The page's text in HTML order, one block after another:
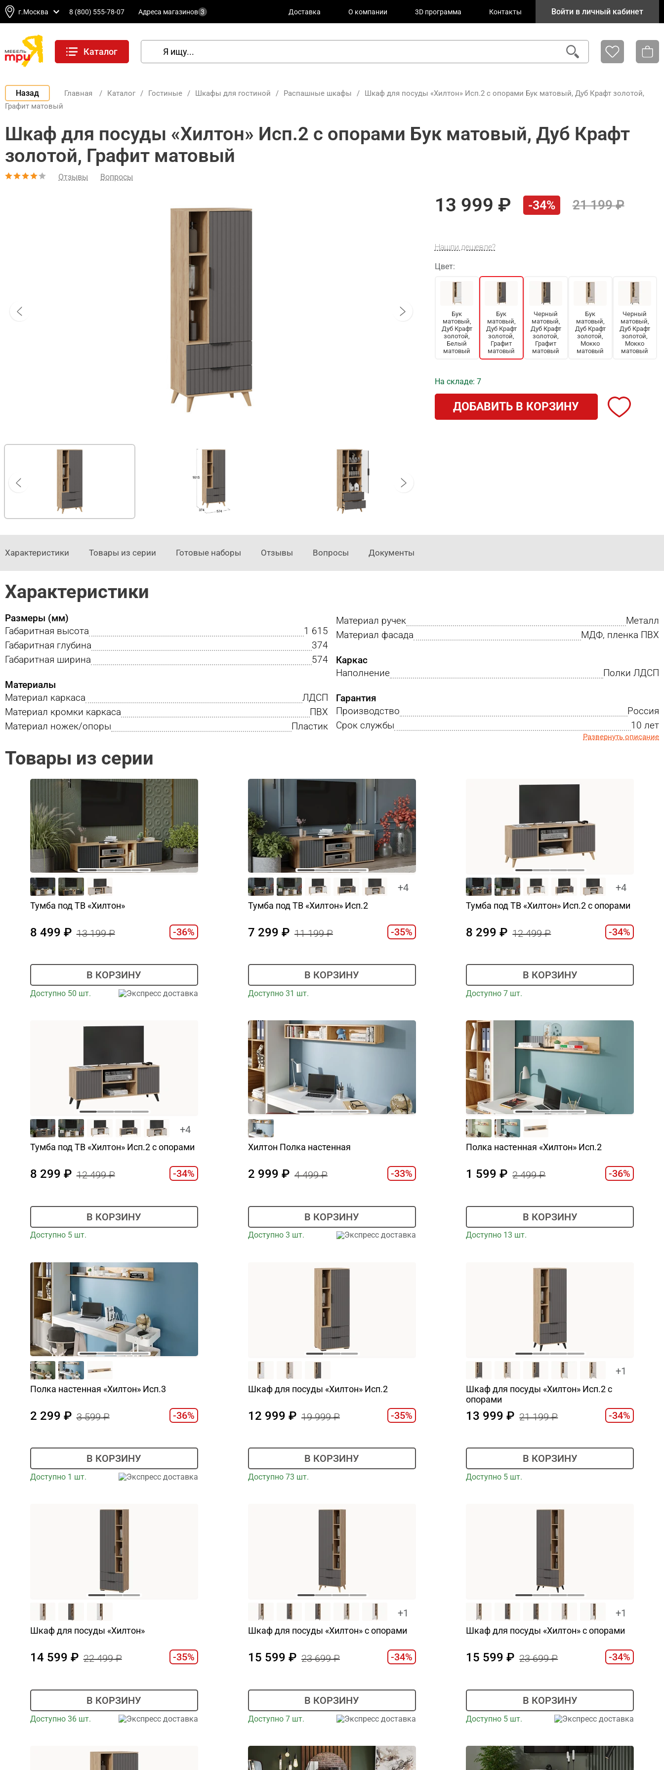
г.Москва 8 (800) 555-78-07 Адреса магазинов 3 Доставка О компании 3D программа Контакты Войти в личный кабинет
Каталог
Назад Главная / Каталог / Гостиные / Шкафы для гостиной / Распашные шкафы /
Шкаф для посуды «Хилтон» Исп.2 с опорами Бук матовый, Дуб Крафт золотой,
Графит матовый
Шкаф для посуды «Хилтон» Исп.2 с опорами Бук матовый, Дуб Крафт
золотой, Графит матовый
Отзывы Вопросы
13 999 -34% 21 199
Нашли дешевле?
Цвет:
Бук
матовый,
Дуб Крафт
золотой,
Белый
матовый
Бук
матовый,
Дуб Крафт
золотой,
Графит
матовый
Черный
матовый,
Дуб Крафт
золотой,
Графит
матовый
Бук
матовый,
Дуб Крафт
золотой,
Мокко
матовый
Черный
матовый,
Дуб Крафт
золотой,
Мокко
матовый
На складе: 7
ДОБАВИТЬ В КОРЗИНУ
Характеристики Товары из серии Готовые наборы Отзывы Вопросы Документы
Характеристики
Размеры (мм)
Габаритная высота
1 615
Габаритная глубина
374
Габаритная ширина
574
Материалы
Материал каркаса
ЛДСП
Материал кромки каркаса
ПВХ
Материал ножек/опоры
Пластик
Материал ручек
Металл
Материал фасада
МДФ, пленка ПВХ
Каркас
Наполнение
Полки ЛДСП
Гарантия
Производство
Россия
Срок службы
10 лет
Развернуть описание
Товары из серии
Тумба под ТВ «Хилтон»
8 499 13 199 -36%
В КОРЗИНУ
Доступно 50 шт. Экспресс доставка
+4
Тумба под ТВ «Хилтон» Исп.2
7 299 11 199 -35%
В КОРЗИНУ
Доступно 31 шт.
+4
Тумба под ТВ «Хилтон» Исп.2 с опорами
8 299 12 499 -34%
В КОРЗИНУ
Доступно 7 шт.
+4
Тумба под ТВ «Хилтон» Исп.2 с опорами
8 299 12 499 -34%
В КОРЗИНУ
Доступно 5 шт.
Хилтон Полка настенная
2 999 4 499 -33%
В КОРЗИНУ
Доступно 3 шт. Экспресс доставка
Полка настенная «Хилтон» Исп.2
1 599 2 499 -36%
В КОРЗИНУ
Доступно 13 шт.
Полка настенная «Хилтон» Исп.3
2 299 3 599 -36%
В КОРЗИНУ
Доступно 1 шт. Экспресс доставка
Шкаф для посуды «Хилтон» Исп.2
12 999 19 999 -35%
В КОРЗИНУ
Доступно 73 шт.
+1
Шкаф для посуды «Хилтон» Исп.2 с
опорами
13 999 21 199 -34%
В КОРЗИНУ
Доступно 5 шт.
Шкаф для посуды «Хилтон»
14 599 22 499 -35%
В КОРЗИНУ
Доступно 36 шт. Экспресс доставка
+1
Шкаф для посуды «Хилтон» с опорами
15 599 23 699 -34%
В КОРЗИНУ
Доступно 7 шт. Экспресс доставка
+1
Шкаф для посуды «Хилтон» с опорами
15 599 23 699 -34%
В КОРЗИНУ
Доступно 5 шт. Экспресс доставка